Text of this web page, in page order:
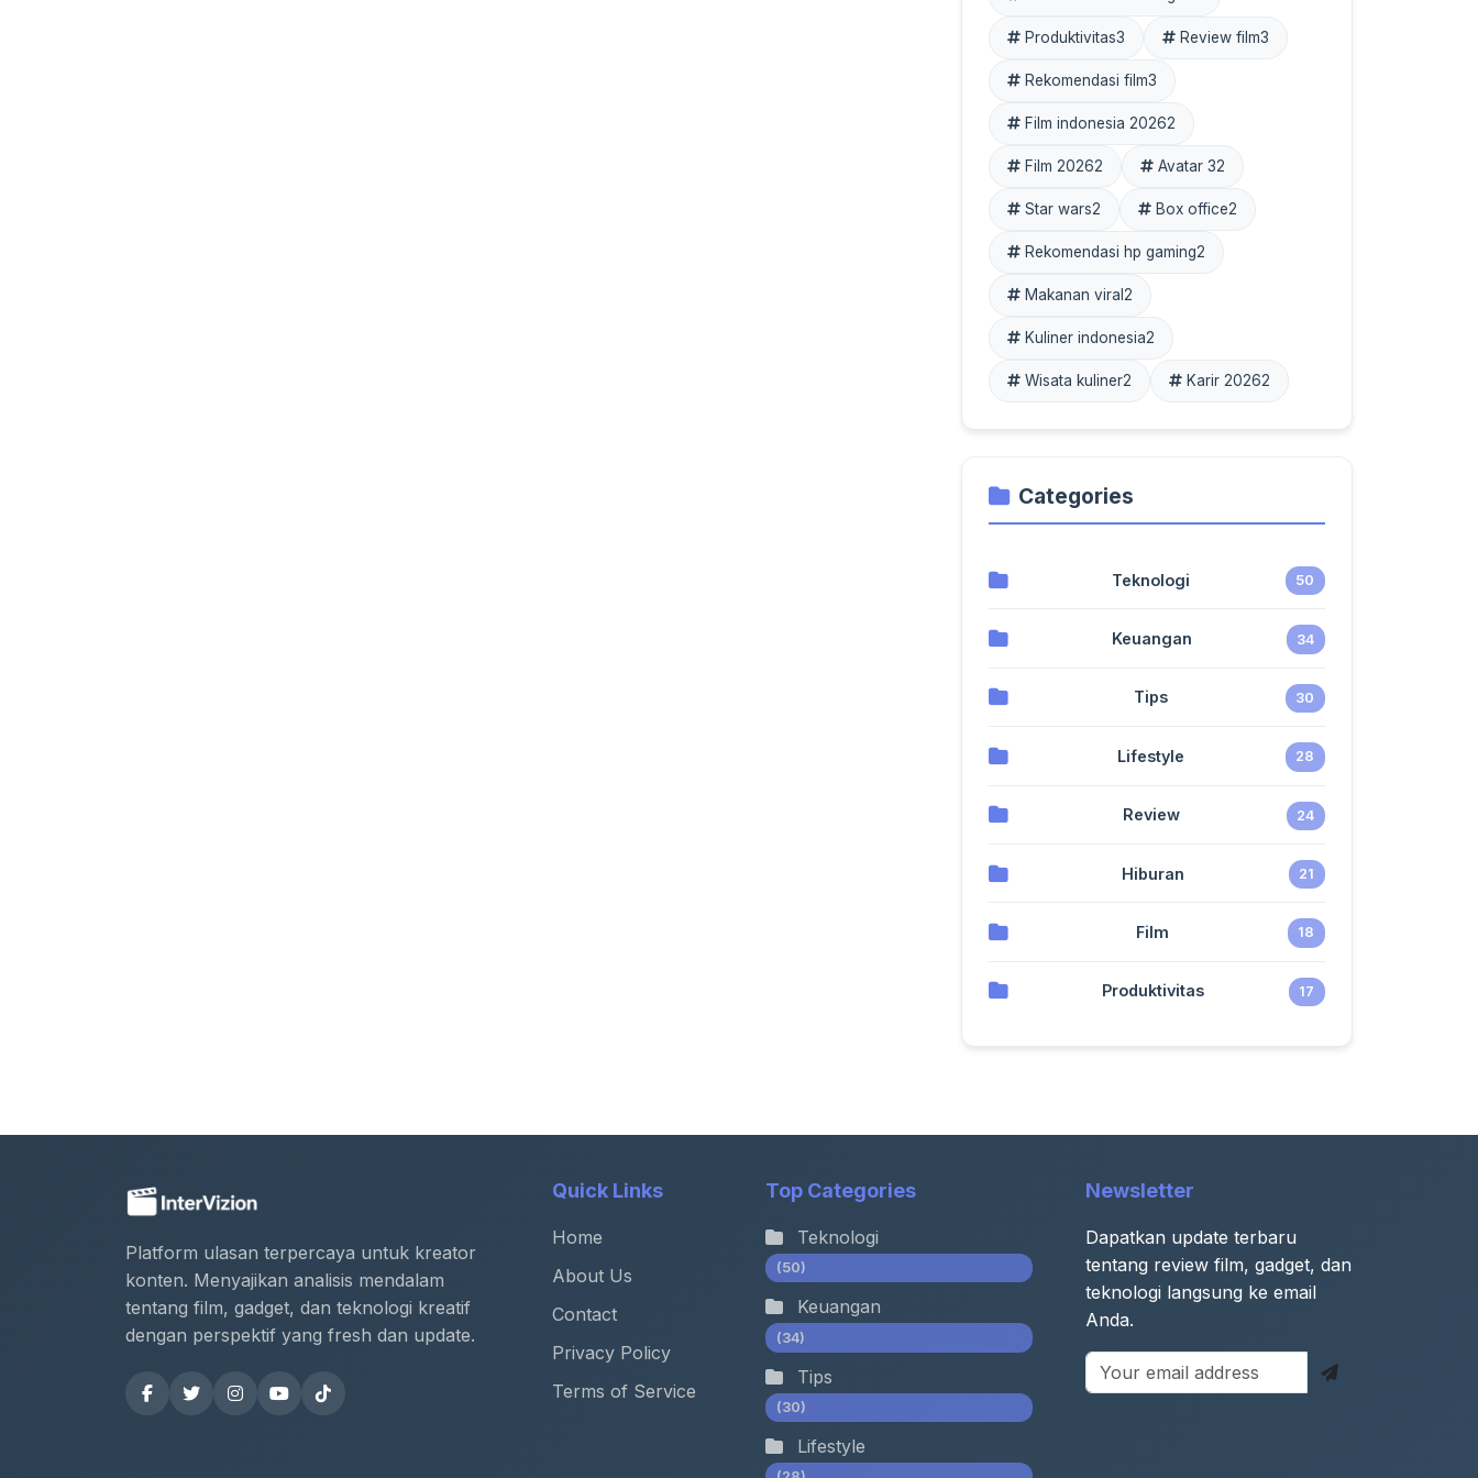
Produktivitas3 Review film3
Rekomendasi film3
Film indonesia 20262
Film 20262 Avatar 32
Star wars2 Box office2
Rekomendasi hp gaming2
Makanan viral 2
Kuliner indonesia2
Wisata kuliner2 Karir 20262
Categories
Teknologi 50
Keuangan 34
Tips 30
Lifestyle 28
Review 24
Hiburan 21
Film 18
Produktivitas 17
Platform ulasan terpercaya untuk kreator
konten. Menyajikan analisis mendalam
tentang film, gadget, dan teknologi kreatif
dengan perspektif yang fresh dan update.
Quick Links
Home
About Us
Contact
Privacy Policy
Terms of Service
Top Categories
Teknologi
(50)
Keuangan
(34)
Tips
(30)
Lifestyle
Newsletter
Dapatkan update terbaru
tentang review film, gadget, dan
teknologi langsung ke email
Anda.